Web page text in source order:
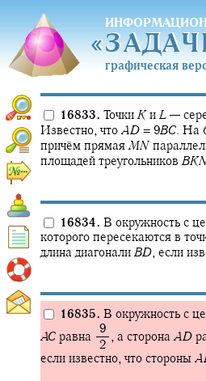
«
«
графическая
16833. Точки Kи L —
Известно, что AD = 9BC. На
причём прямая MN
площадей треугольников BK
16834. В окружность с
которого пересекаются в
длина диагонали BD, если
16835. В окружность с
AC равна
‍ 9
‍ 2
, а сторона AD
если известно, что стороны A